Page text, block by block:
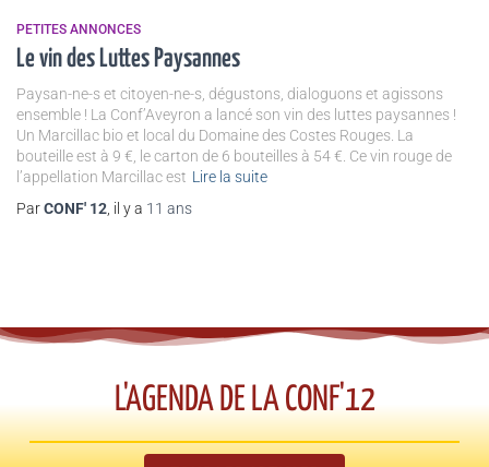
PETITES ANNONCES
Le vin des Luttes Paysannes
Paysan-ne-s et citoyen-ne-s, dégustons, dialoguons et agissons
ensemble ! La Conf’Aveyron a lancé son vin des luttes paysannes !
Un Marcillac bio et local du Domaine des Costes Rouges. La
bouteille est à 9 €, le carton de 6 bouteilles à 54 €. Ce vin rouge de
l’appellation Marcillac est Lire la suite
ParCONF' 12 , il y a 11 ans
L'AGENDA DE LA CONF'12​